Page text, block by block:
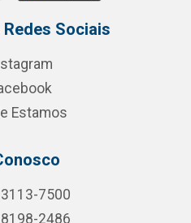
Sociais
Estamos
7500
2486